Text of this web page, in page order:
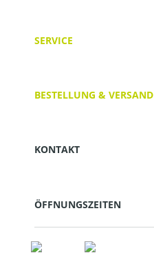
SERVICE
BESTELLUNG & VERSAND
KONTAKT
ÖFFNUNGSZEITEN